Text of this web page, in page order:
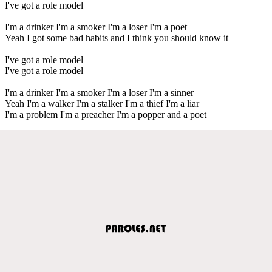
I've got a role model
I'm a drinker I'm a smoker I'm a loser I'm a poet
Yeah I got some bad habits and I think you should know it
I've got a role model
I've got a role model
I'm a drinker I'm a smoker I'm a loser I'm a sinner
Yeah I'm a walker I'm a stalker I'm a thief I'm a liar
I'm a problem I'm a preacher I'm a popper and a poet